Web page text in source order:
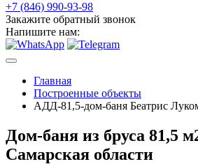
+7 (846) 990-93-98
Закажите обратный звонок
Напишите нам:
Главная
Построенные объекты
АДД-81,5-дом-баня Беатрис
Дом-баня из бруса 81,5
Самарская области